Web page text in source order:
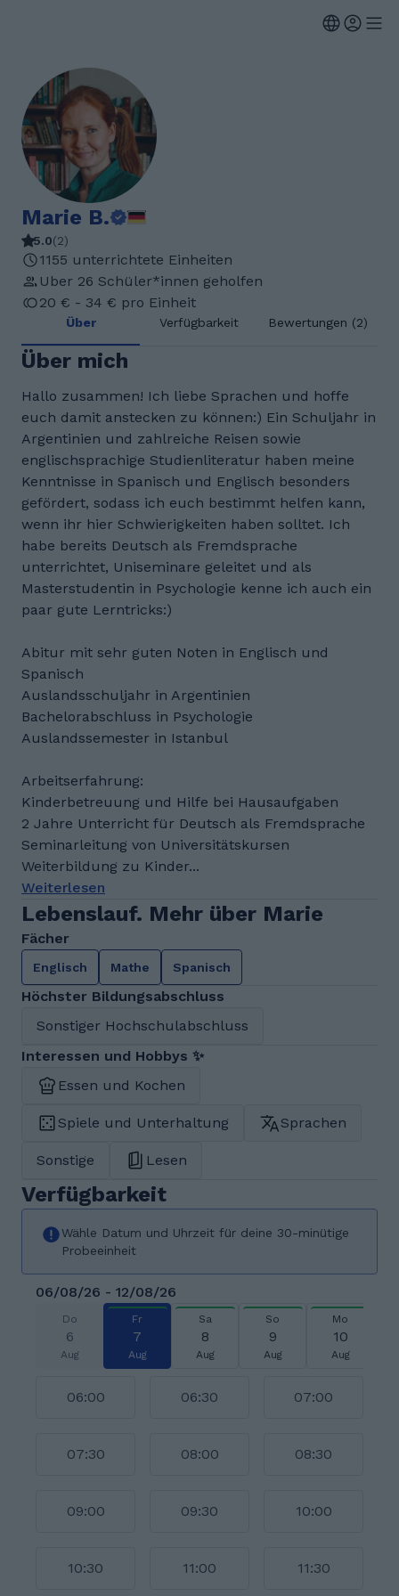
Marie B.
5.0(2)
1155 unterrichtete Einheiten
Uber 26 Schüler*innen geholfen
20 € - 34 € pro Einheit
Über Verfügbarkeit Bewertungen (2)
Über mich
Hallo zusammen! Ich liebe Sprachen und hoffe
euch damit anstecken zu können:) Ein Schuljahr in
Argentinien und zahlreiche Reisen sowie
englischsprachige Studienliteratur haben meine
Kenntnisse in Spanisch und Englisch besonders
gefördert, sodass ich euch bestimmt helfen kann,
wenn ihr hier Schwierigkeiten haben solltet. Ich
habe bereits Deutsch als Fremdsprache
unterrichtet, Uniseminare geleitet und als
Masterstudentin in Psychologie kenne ich auch ein
paar gute Lerntricks:)
Abitur mit sehr guten Noten in Englisch und
Spanisch
Auslandsschuljahr in Argentinien
Bachelorabschluss in Psychologie
Auslandssemester in Istanbul
Arbeitserfahrung:
Kinderbetreuung und Hilfe bei Hausaufgaben
2 Jahre Unterricht für Deutsch als Fremdsprache
Seminarleitung von Universitätskursen
Weiterbildung zu Kinder...
Weiterlesen
Lebenslauf. Mehr über Marie
Fächer
Englisch Mathe Spanisch
Höchster Bildungsabschluss
Sonstiger Hochschulabschluss
Interessen und Hobbys ✨
Essen und Kochen
Spiele und Unterhaltung Sprachen
Sonstige Lesen
Verfügbarkeit
Wähle Datum und Uhrzeit für deine 30-minütige
Probeeinheit
06/08/26 - 12/08/26
Do
6
Aug
Fr
7
Aug
Sa
8
Aug
So
9
Aug
Mo
10
Aug
06:00 06:30 07:00
07:30 08:00 08:30
09:00 09:30 10:00
10:30 11:00 11:30